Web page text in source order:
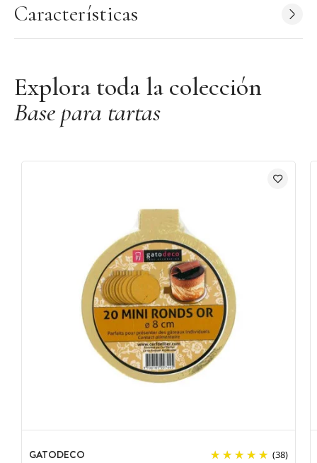
Características
Explora toda la colección
Base para tartas
GATODECO (38)